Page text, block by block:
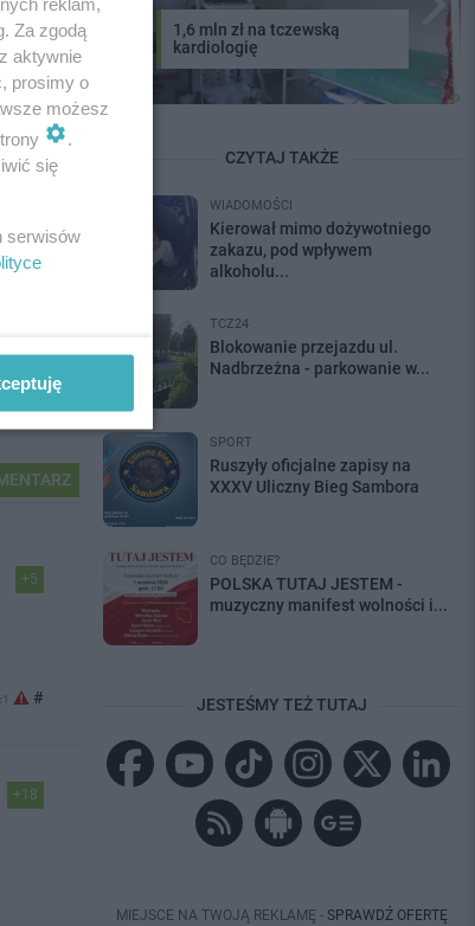
+5
#
+18
1,6 mln zł na tczewską
kardiologię
CZYTAJ TAKŻE
WIADOMOŚCI
Kierował mimo dożywotniego
zakazu, pod wpływem
alkoholu...
TCZ24
Blokowanie przejazdu ul.
Nadbrzeżna - parkowanie w...
SPORT
Ruszyły oficjalne zapisy na
XXXV Uliczny Bieg Sambora
CO BĘDZIE?
POLSKA TUTAJ JESTEM -
muzyczny manifest wolności i...
JESTEŚMY TEŻ TUTAJ
MIEJSCE NA TWOJĄ REKLAMĘ - SPRAWDŹ OFERTĘ
Za zgodą
aktywnie
prosimy o
możesz
.
się
serwisów